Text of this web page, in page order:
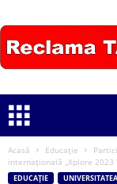
Acasă Educație
internațională ,,Xplore 2023
EDUCAȚIE